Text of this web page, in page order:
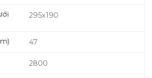
295x190
47
2800